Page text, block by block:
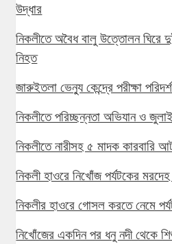
উদ্ধার
নিকলীতে অবৈধ বালু উত্তোলন ঘিরে
নিহত
জারুইতলা ভেন্যু কেন্দ্রে পরীক্ষা
নিকলীতে পরিচ্ছন্নতা অভিযান ও
নিকলীতে নারীসহ ৫ মাদক কারবারি
নিকলী হাওরে নিখোঁজ পর্যটকের
নিকলীর হাওরে গোসল করতে নেমে
নিখোঁজের একদিন পর ধনু নদী থেকে